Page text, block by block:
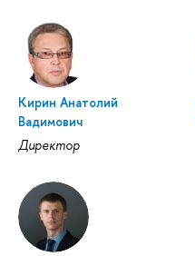
Кирин Анатолий
Вадимович
Директор